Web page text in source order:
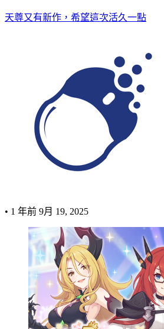
天尊又有新作，希望這次活久一點
• 1 年前 9月 19, 2025